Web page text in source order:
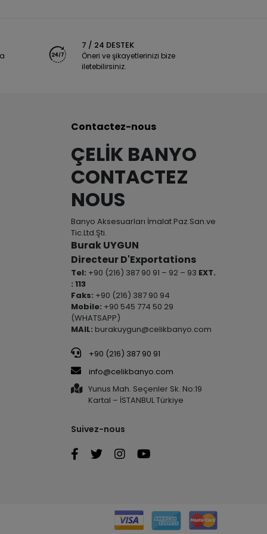
7 / 24 DESTEK
Öneri ve şikayetlerinizi bize
iletebilirsiniz.
Contactez-nous
ÇELİK BANYO
CONTACTEZ
NOUS
Banyo Aksesuarları İmalat Paz.San.ve
Tic.Ltd.Şti.
Burak UYGUN
Directeur D'Exportations
Tel: +90 (216) 387 90 91 – 92 – 93 EXT.
: 113
Faks: +90 (216) 387 90 94
Mobile: +90 545 774 50 29
(WHATSAPP)
MAIL: burakuygun@celikbanyo.com
+90 (216) 387 90 91
info@celikbanyo.com
Yunus Mah. Seçenler Sk. No:19
Kartal – İSTANBUL Türkiye
Suivez-nous